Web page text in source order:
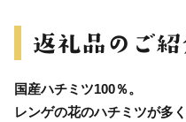
国産ハチミツ100％。
レンゲの花のハチミツが多